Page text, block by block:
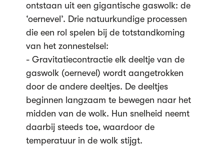
ontstaan uit een gigantische gaswolk: de
‘oernevel’. Drie natuurkundige processen
die een rol spelen bij de totstandkoming
van het zonnestelsel:
- Gravitatiecontractie elk deeltje van de
gaswolk (oernevel) wordt aangetrokken
door de andere deeltjes. De deeltjes
beginnen langzaam te bewegen naar het
midden van de wolk. Hun snelheid neemt
daarbij steeds toe, waardoor de
temperatuur in de wolk stijgt.